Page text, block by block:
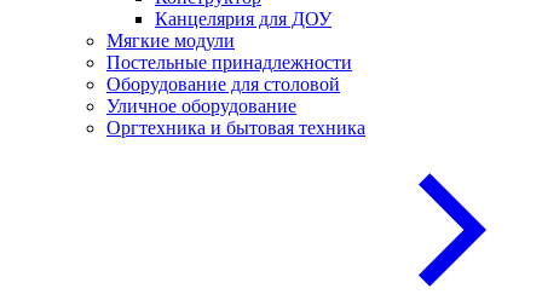
Канцелярия для ДОУ
Мягкие модули
Постельные принадлежности
Оборудование для столовой
Уличное оборудование
Оргтехника и бытовая техника